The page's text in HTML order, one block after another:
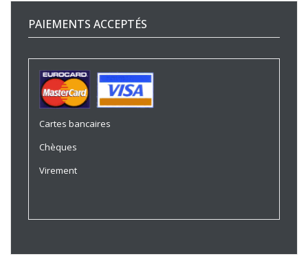
PAIEMENTS ACCEPTÉS
Cartes bancaires
Chèques
Virement